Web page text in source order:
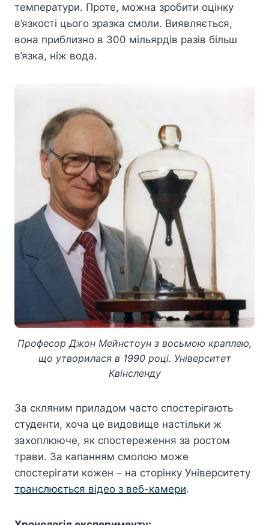
температури. Проте, можна зробити оцінку
в’язкості цього зразка смоли. Виявляється,
вона приблизно в 300 мільярдів разів більш
в’язка, ніж вода.
Професор Джон Мейнстоун з восьмою краплею,
що утворилася в 1990 році. Університет
Квінсленду
За скляним приладом часто спостерігають
студенти, хоча це видовище настільки ж
захоплююче, як спостереження за ростом
трави. За капанням смолою може
спостерігати кожен – на сторінку Університету
транслюється відео з веб-камери.